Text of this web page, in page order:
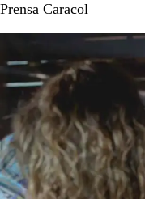
Prensa Caracol